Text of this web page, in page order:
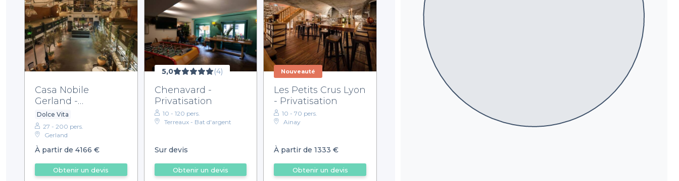
Casa Nobile
Gerland -
Privatisation
Dolce Vita
27 - 200 pers.
Gerland
À partir de 4166 €
Obtenir un devis
5,0 (4)
Chenavard -
Privatisation
10 - 120 pers.
Terreaux - Bat d'argent
Sur devis
Obtenir un devis
Nouveauté
Les Petits Crus Lyon
- Privatisation
10 - 70 pers.
Ainay
À partir de 1333 €
Obtenir un devis